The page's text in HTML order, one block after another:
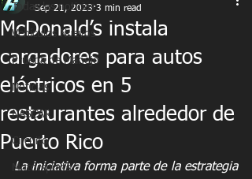
Todas las noticias
Vehículos Nuevos
Prueba de Manejo
Noticias
NASCAR
Circuito
Motorsports
McDonald’s instala
cargadores para autos
eléctricos en 5
restaurantes alrededor de
Puerto Rico
Sep 21, 2023 3 min read
La iniciativa forma parte de la estrategia